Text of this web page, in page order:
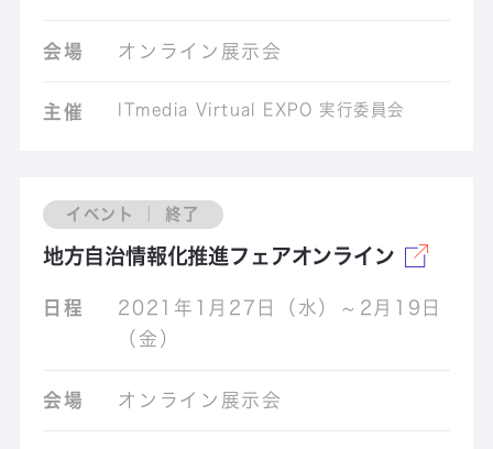
会場 オンライン展示会
主催 ITmedia Virtual EXPO 実行委員会
イベント ｜ 終了
地方自治情報化推進フェアオンライン
日程
2021年1月27日（水）～2月19日
（金）
会場 オンライン展示会